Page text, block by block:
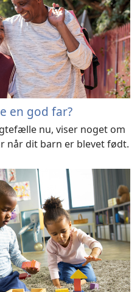
en god far?
nu, viser noget om
når dit barn er blevet født.